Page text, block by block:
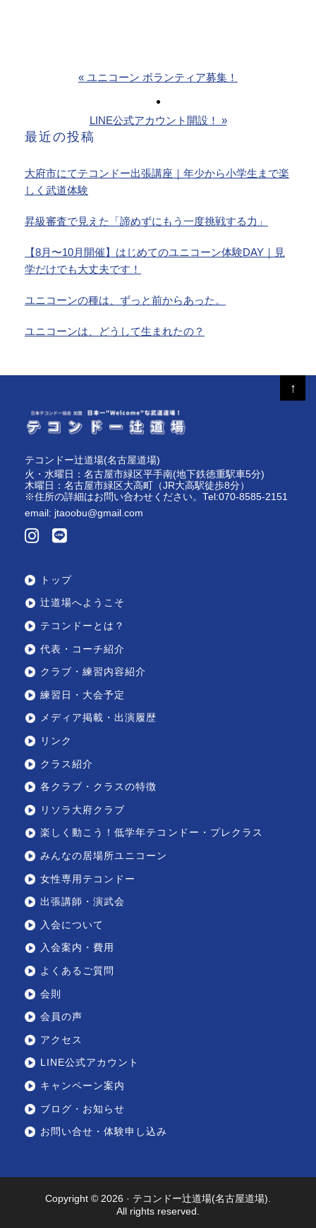
« ユニコーン ボランティア募集！
LINE公式アカウント開設！ »
最近の投稿
大府市にてテコンドー出張講座｜年少から小学生まで楽
しく武道体験
昇級審査で見えた「諦めずにもう一度挑戦する力」
【8月〜10月開催】はじめてのユニコーン体験DAY｜見
学だけでも大丈夫です！
ユニコーンの種は、ずっと前からあった。
ユニコーンは、どうして生まれたの？
テコンドー辻道場(名古屋道場)
火・水曜日：名古屋市緑区平手南(地下鉄徳重駅車5分)
木曜日：名古屋市緑区大高町（JR大高駅徒歩8分）
※住所の詳細はお問い合わせください。Tel:070-8585-2151
email: jtaoobu@gmail.com
トップ
辻道場へようこそ
テコンドーとは？
代表・コーチ紹介
クラブ・練習内容紹介
練習日・大会予定
メディア掲載・出演履歴
リンク
クラス紹介
各クラブ・クラスの特徴
リソラ大府クラブ
楽しく動こう！低学年テコンドー・プレクラス
みんなの居場所ユニコーン
女性専用テコンドー
出張講師・演武会
入会について
入会案内・費用
よくあるご質問
会則
会員の声
アクセス
LINE公式アカウント
キャンペーン案内
ブログ・お知らせ
お問い合せ・体験申し込み
↑
Copyright © 2026 · テコンドー辻道場(名古屋道場)
All rights reserved.